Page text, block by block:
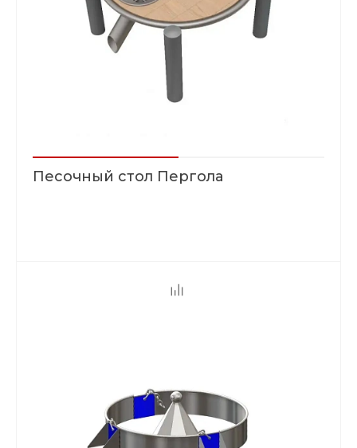
Песочный стол Пергола